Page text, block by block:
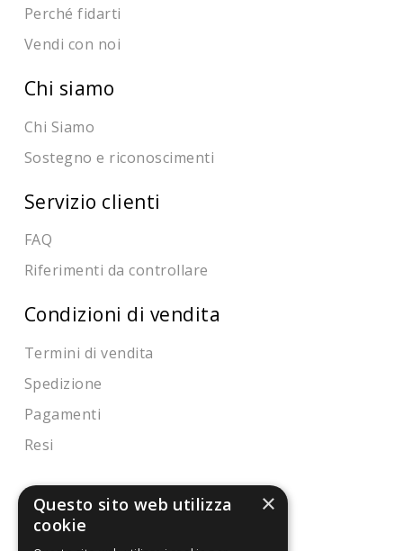
Perché fidarti
Vendi con noi
Chi siamo
Chi Siamo
Sostegno e riconoscimenti
Servizio clienti
FAQ
Riferimenti da controllare
Condizioni di vendita
Termini di vendita
Spedizione
Pagamenti
Resi
4,7/5
Eccellente
×
Questo sito web utilizza
cookie